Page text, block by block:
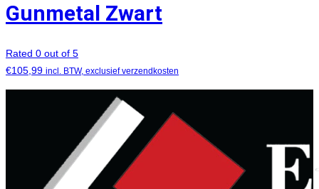
Gunmetal Zwart
Rated 0 out of 5
€105,99 incl. BTW, exclusief verzendkosten